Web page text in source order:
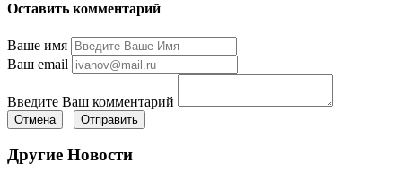
Оставить комментарий
Ваше имя
Ваш email
Введите Ваш комментарий
Отмена Отправить
Другие Новости